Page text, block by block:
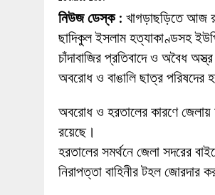
27 MAY 2026 | লোহাগড়ায়
1 AUGUST 2026 | লোহাগড়ায়
নিউজ ডেস্ক: খাগড়াছড়িতে আজ
ছাদিকুল ইসলাম হত্যাকাণ্ডসহ
চাঁদাবাজির প্রতিবাদে ও অবৈধ
অবরোধ ও বাঙালি ছাত্র পরিষদের
অবরোধ ও হরতালের কারণে
রয়েছে।
হরতালের সমর্থনে জেলা সদরের
নিরাপত্তা বাহিনীর টহল জোরদার